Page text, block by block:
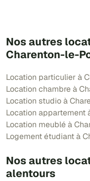
Nos autres
Charenton-le-
Location particulier à
Location chambre à
Location studio à
Location appartement
Location meublé à
Logement étudiant à
Nos autres
alentours